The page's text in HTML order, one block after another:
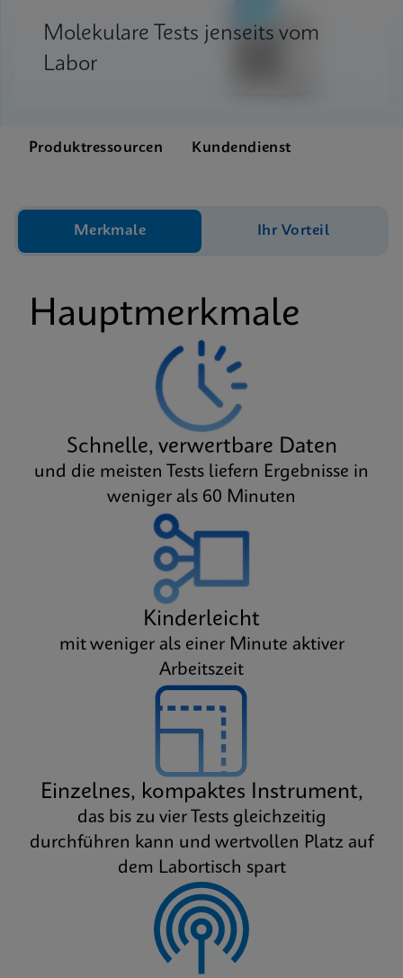
Molekulare Tests jenseits vom
Labor
Produktressourcen Kundendienst
Merkmale Ihr Vorteil
Hauptmerkmale
Schnelle, verwertbare Daten
und die meisten Tests liefern Ergebnisse in
weniger als 60 Minuten
Kinderleicht
mit weniger als einer Minute aktiver
Arbeitszeit
Einzelnes, kompaktes Instrument,
das bis zu vier Tests gleichzeitig
durchführen kann und wertvollen Platz auf
dem Labortisch spart